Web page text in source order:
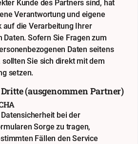
Kunde des Partners sind, hat
Verantwortung und eigene
auf die Verarbeitung Ihrer
Daten. Sofern Sie Fragen zum
Daten seitens
Sie sich direkt mit dem
setzen.
(ausgenommen Partner)
bei der
Sorge zu tragen,
Fällen den Service